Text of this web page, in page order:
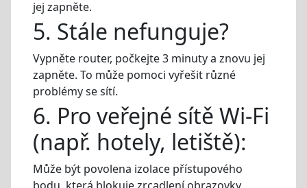
jej zapněte.
5. Stále nefunguje?
Vypněte router, počkejte 3 minuty a znovu jej
zapněte. To může pomoci vyřešit různé
problémy se sítí.
6. Pro veřejné sítě Wi-Fi
(např. hotely, letiště):
Může být povolena izolace přístupového